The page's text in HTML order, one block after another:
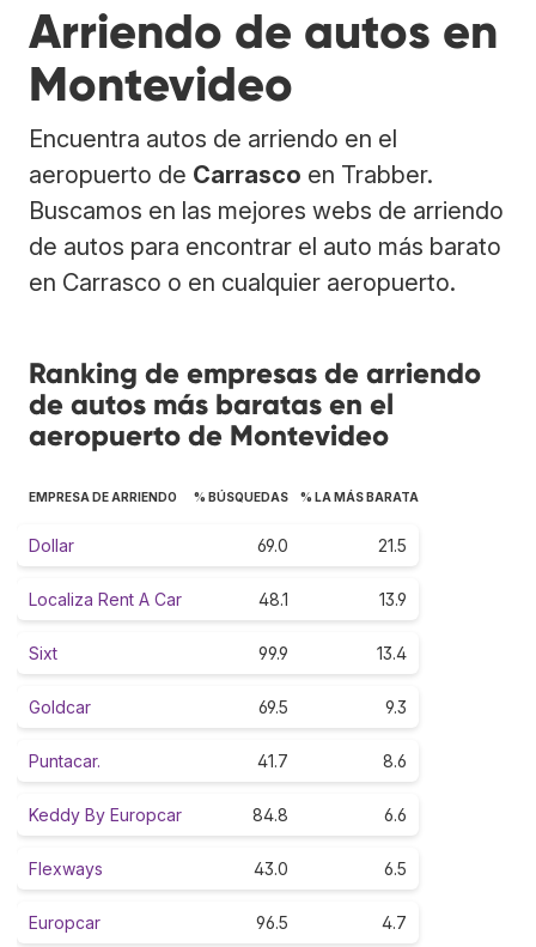
Arriendo de autos en
Montevideo
Encuentra autos de arriendo en el
aeropuerto de Carrasco en Trabber.
Buscamos en las mejores webs de arriendo
de autos para encontrar el auto más barato
en Carrasco o en cualquier aeropuerto.
Ranking de empresas de arriendo
de autos más baratas en el
aeropuerto de Montevideo
EMPRESA DE ARRIENDO % BÚSQUEDAS % LA MÁS BARATA
Dollar 69.0 21.5
Localiza Rent A Car 48.1 13.9
Sixt 99.9 13.4
Goldcar 69.5 9.3
Puntacar. 41.7 8.6
Keddy By Europcar 84.8 6.6
Flexways 43.0 6.5
Europcar 96.5 4.7